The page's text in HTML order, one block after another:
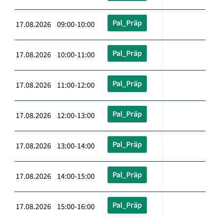
17.08.2026 09:00-10:00 Pal_Präp
17.08.2026 10:00-11:00 Pal_Präp
17.08.2026 11:00-12:00 Pal_Präp
17.08.2026 12:00-13:00 Pal_Präp
17.08.2026 13:00-14:00 Pal_Präp
17.08.2026 14:00-15:00 Pal_Präp
17.08.2026 15:00-16:00 Pal_Präp